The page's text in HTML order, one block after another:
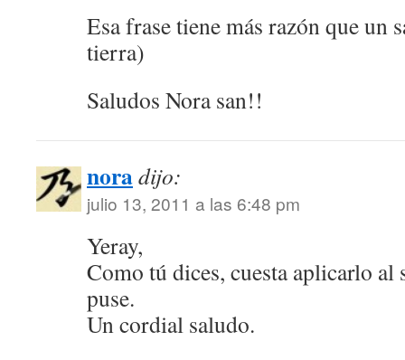
Esa frase tiene más razón que un
tierra)
Saludos Nora san!!
noradijo:
julio 13, 2011 a las 6:48 pm
Yeray,
Como tú dices, cuesta aplicarlo al
puse.
Un cordial saludo.